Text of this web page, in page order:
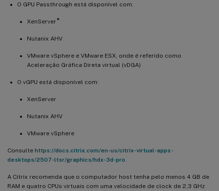
O GPU Passthrough está disponível com:
XenServer ®
Nutanix AHV
VMware vSphere e VMware ESX, onde é referido como
Aceleração Gráfica Direta virtual (vDGA)
O vGPU está disponível com:
XenServer
Nutanix AHV
VMware vSphere
Consulte https://docs.citrix.com/en-us/citrix-virtual-apps-
desktops/2507-ltsr/graphics/hdx-3d-pro
A Citrix recomenda que o computador host tenha pelo menos 4 GB de
RAM e quatro CPUs virtuais com uma velocidade de clock de 2,3 GHz